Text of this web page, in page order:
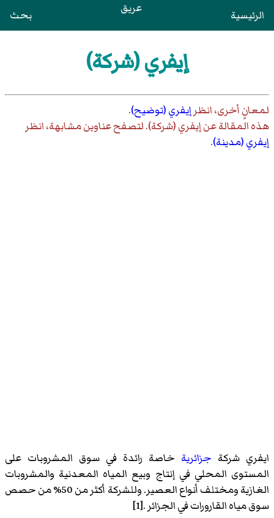
الرئيسية عريق بحث
إيفري (شركة)
لمعانٍ أخرى، انظرإيفري (توضيح).
هذه المقالة عنإيفري (شركة). لتصفح عناوين مشابهة، انظر
إيفري (مدينة).
ايفري شركة جزائرية خاصة رائدة في سوق المشروبات على
المستوى المحلي في إنتاج وبيع المياه المعدنية والمشروبات
الغازية ومختلف أنواع العصير. وللشركة أكثر من 50% من حصص
سوق مياه القارورات في الجزائر .[1]